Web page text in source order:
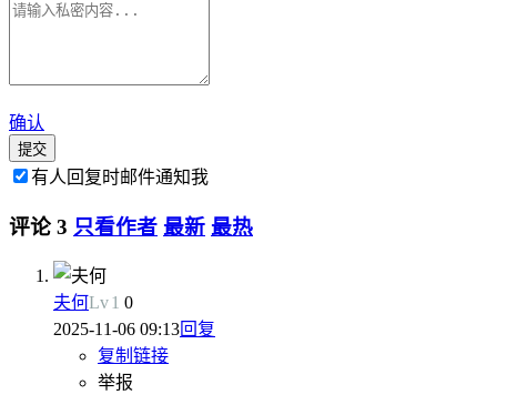
确认
提交
有人回复时邮件通知我
评论 3 只看作者 最新 最热
夫何Lv1 0
2025-11-06 09:13回复
复制链接
举报